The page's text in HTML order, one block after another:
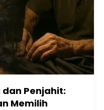
Penjahit:
Memilih